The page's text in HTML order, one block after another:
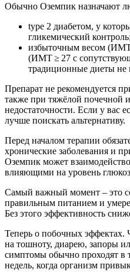
Обычно Оземпик назначают
type 2 диабетом, у
гликемический контроль;
избыточным весом
(ИМТ ≥ 27 с
традиционные диеты не
Препарат не рекомендуется
также при тяжёлой почечной
недостаточности. Если у вас
лучше поискать альтернативу.
Перед началом терапии
хронические заболевания и
Оземпик может
влияющими на уровень
Самый важный момент – это
правильным питанием и
Без этого эффективность
Теперь о побочных
на тошноту, диарею, запоры
симптомы обычно проходят в
недель, когда организм